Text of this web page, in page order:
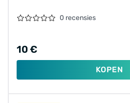
0 recensies
10 €
KOPEN